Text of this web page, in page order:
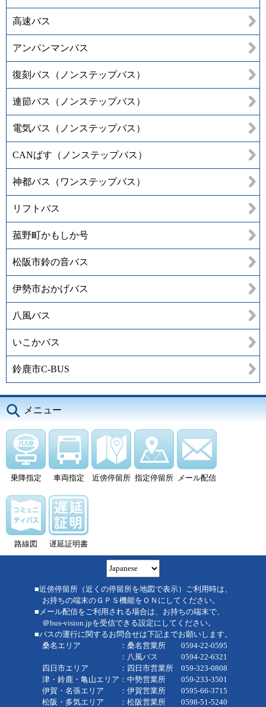
高速バス
アンパンマンバス
復刻バス（ノンステップバス）
連節バス（ノンステップバス）
電気バス（ノンステップバス）
CANばす（ノンステップバス）
神都バス（ワンステップバス）
リフトバス
菰野町かもしか号
松阪市鈴の音バス
伊勢市おかげバス
八風バス
いこかバス
鈴鹿市C-BUS
メニュー
乗降指定 車両指定 近傍停留所 指定停留所 メール配信
路線図 遅延証明書
■近傍停留所（近くの停留所を地図で表示）ご利用時は、
お持ちの端末のＧＰＳ機能をＯＮにしてください。
■メール配信をご利用される場合は、お持ちの端末で、
＠bus-vision.jpを受信できる設定にしてください。
■バスの運行に関するお問合せは下記までお願いします。
桑名エリア ：桑名営業所 0594-22-0595
：八風バス 0594-22-6321
四日市エリア ：四日市営業所 059-323-0808
津・鈴鹿・亀山エリア：中勢営業所 059-233-3501
伊賀・名張エリア ：伊賀営業所 0595-66-3715
松阪・多気エリア ：松阪営業所 0598-51-5240